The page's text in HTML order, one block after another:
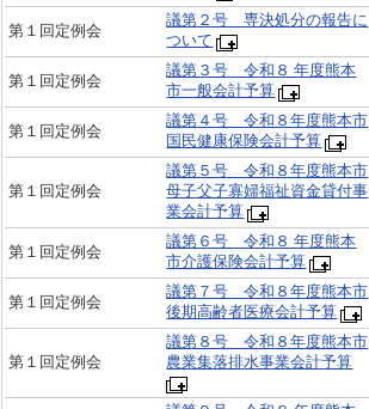
第１回定例会
議第２号 専決処分の報告に
ついて
第１回定例会
議第３号 令和８ 年度熊本
市一般会計予算
第１回定例会
議第４号 令和８年度熊本市
国民健康保険会計予算
第１回定例会
議第５号 令和８年度熊本市
母子父子寡婦福祉資金貸付事
業会計予算
第１回定例会
議第６号 令和８ 年度熊本
市介護保険会計予算
第１回定例会
議第７号 令和８年度熊本市
後期高齢者医療会計予算
第１回定例会
議第８号 令和８年度熊本市
農業集落排水事業会計予算